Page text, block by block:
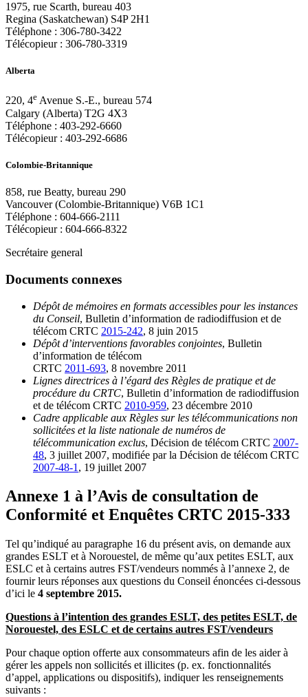
1975, rue Scarth, bureau 403
Regina (Saskatchewan) S4P 2H1
Téléphone : 306-780-3422
Télécopieur : 306-780-3319
Alberta
220, 4e Avenue S.-E., bureau 574
Calgary (Alberta) T2G 4X3
Téléphone : 403-292-6660
Télécopieur : 403-292-6686
Colombie-Britannique
858, rue Beatty, bureau 290
Vancouver (Colombie-Britannique) V6B 1C1
Téléphone : 604-666-2111
Télécopieur : 604-666-8322
Secrétaire general
Documents connexes
Dépôt de mémoires en formats accessibles pour les instances
du Conseil, Bulletin d’information de radiodiffusion et de
télécom CRTC 2015-242, 8 juin 2015
Dépôt d’interventions favorables conjointes, Bulletin
d’information de télécom
CRTC 2011-693, 8 novembre 2011
Lignes directrices à l’égard des Règles de pratique et de
procédure du CRTC, Bulletin d’information de radiodiffusion
et de télécom CRTC 2010-959, 23 décembre 2010
Cadre applicable aux Règles sur les télécommunications non
sollicitées et la liste nationale de numéros de
télécommunication exclus, Décision de télécom CRTC 2007-
48, 3 juillet 2007, modifiée par la Décision de télécom CRTC
2007-48-1 , 19 juillet 2007
Annexe 1 à l’Avis de consultation de
Conformité et Enquêtes CRTC 2015-333
Tel qu’indiqué au paragraphe 16 du présent avis, on demande aux
grandes ESLT et à Norouestel, de même qu’aux petites ESLT, aux
ESLC et à certains autres FST/vendeurs nommés à l’annexe 2, de
fournir leurs réponses aux questions du Conseil énoncées ci-dessous
d’ici le 4 septembre 2015.
Questions à l’intention des grandes ESLT, des petites ESLT, de
Norouestel, des ESLC et de certains autres FST/vendeurs
Pour chaque option offerte aux consommateurs afin de les aider à
gérer les appels non sollicités et illicites (p. ex. fonctionnalités
d’appel, applications ou dispositifs), indiquer les renseignements
suivants :